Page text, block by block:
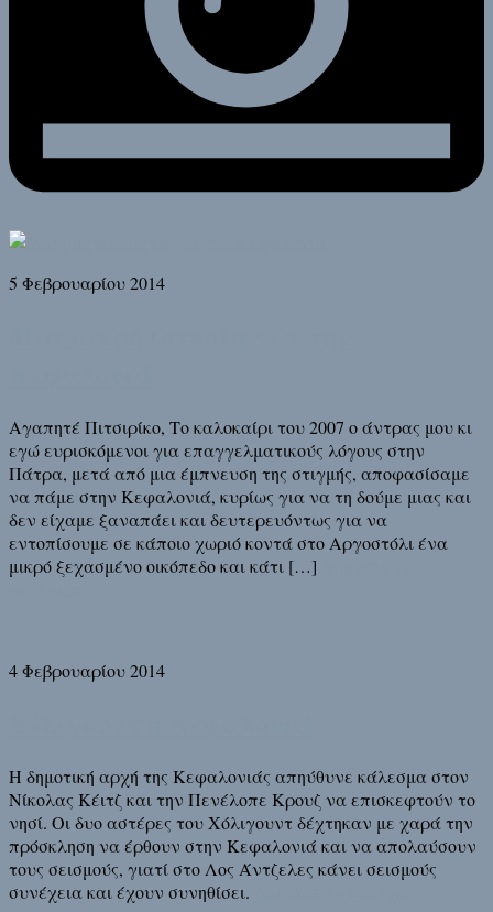
5 Φεβρουαρίου 2014
Αγαπητέ Πιτσιρίκο, Το καλοκαίρι του 2007 ο άντρας μου κι
εγώ ευρισκόμενοι για επαγγελματικούς λόγους στην
Πάτρα, μετά από μια έμπνευση της στιγμής, αποφασίσαμε
να πάμε στην Κεφαλονιά, κυρίως για να τη δούμε μιας και
δεν είχαμε ξαναπάει και δευτερευόντως για να
εντοπίσουμε σε κάποιο χωριό κοντά στο Αργοστόλι ένα
μικρό ξεχασμένο οικόπεδο και κάτι […]
4 Φεβρουαρίου 2014
Η δημοτική αρχή της Κεφαλονιάς απηύθυνε κάλεσμα στον
Νίκολας Κέιτζ και την Πενέλοπε Κρουζ να επισκεφτούν το
νησί. Οι δυο αστέρες του Χόλιγουντ δέχτηκαν με χαρά την
πρόσκληση να έρθουν στην Κεφαλονιά και να απολαύσουν
τους σεισμούς, γιατί στο Λος Άντζελες κάνει σεισμούς
συνέχεια και έχουν συνηθίσει.